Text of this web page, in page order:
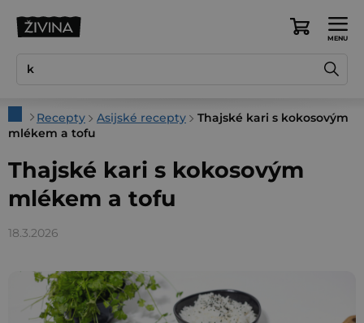
Nákupní
DomůRecepty Asijské recepty
Thajské kari s kokosovým
mlékem a tofu
Thajské kari s kokosovým
mlékem a tofu
18.3.2026